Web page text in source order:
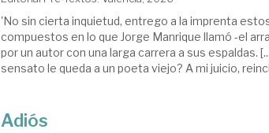
'No sin cierta inquietud, entrego a la imprenta
compuestos en lo que Jorge Manrique llamó -el
por un autor con una larga carrera a sus espaldas.
sensato le queda a un poeta viejo? A mi juicio,
Adiós